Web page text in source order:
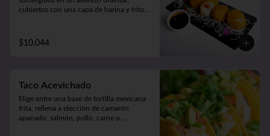
cubiertos con una capa de harina y fritos
cinco unidades repletas de sabor!
$10.044
Taco Acevichado
Elige entre una base de tortilla mexicana
frita, rellena a elección de camarón
apanado, salmón, pollo, carne o